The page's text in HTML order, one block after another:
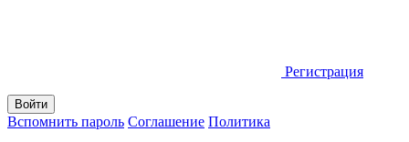
Регистрация
Вспомнить пароль Соглашение Политика